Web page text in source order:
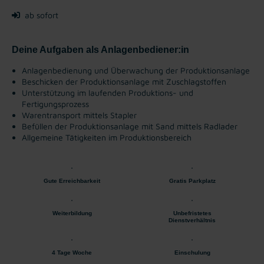
ab sofort
Deine Aufgaben als Anlagenbediener:in
Anlagenbedienung und Überwachung der Produktionsanlage
Beschicken der Produktionsanlage mit Zuschlagstoffen
Unterstützung im laufenden Produktions- und
Fertigungsprozess
Warentransport mittels Stapler
Befüllen der Produktionsanlage mit Sand mittels Radlader
Allgemeine Tätigkeiten im Produktionsbereich
Gute Erreichbarkeit Gratis Parkplatz
Weiterbildung
Unbefristetes
Dienstverhältnis
4 Tage Woche Einschulung